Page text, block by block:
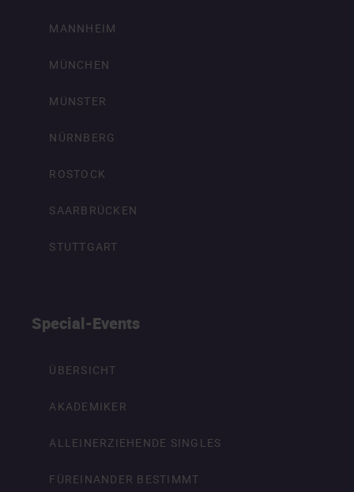
MANNHEIM
MÜNCHEN
MÜNSTER
NÜRNBERG
ROSTOCK
SAARBRÜCKEN
STUTTGART
Special-Events
ÜBERSICHT
AKADEMIKER
ALLEINERZIEHENDE SINGLES
FÜREINANDER BESTIMMT